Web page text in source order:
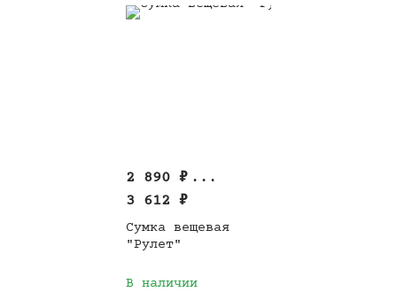
2 890 ₽ ...
3 612 ₽
Сумка вещевая
"Рулет"
В наличии